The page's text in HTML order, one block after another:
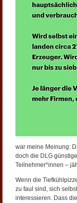
war meine Meinung:
doch die DLG
Teilnehmer*innen –
Wenn die
zu faul sind, sich
interessieren. Dass